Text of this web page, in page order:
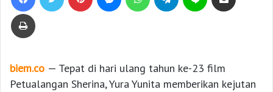
biem.co — Tepat di hari ulang tahun ke-23 film
Petualangan Sherina, Yura Yunita memberikan kejutan